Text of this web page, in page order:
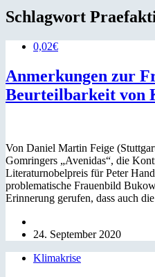
Schlagwort
0,02€
Anmerkungen zur
Beurteilbarkeit von
Von Daniel Martin Feige
Gomringers „Avenidas“, die
Literaturnobelpreis für Peter
problematische Frauenbild
Erinnerung gerufen, dass auch
24. September 2020
Klimakrise